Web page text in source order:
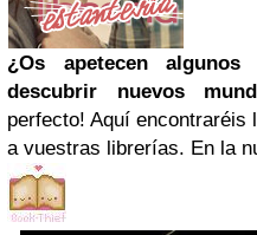
¿Os apetecen
descubrir nuevos
perfecto! Aquí encontraréis
a vuestras librerías. En la